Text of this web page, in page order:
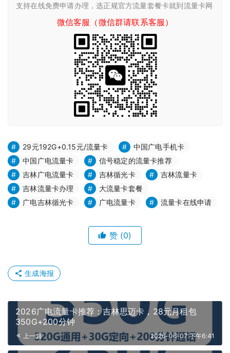
支持在线免费申请办理，选正规官方流量套餐卡就到流量卡网
微信客服（微信群请联系客服）
29元192G+0.15元/流量卡
中国广电手机卡
中国广电流量卡
信号稳定的流量卡推荐
吉林广电流量卡
吉林循光卡
吉林流量卡
吉林流量卡办理
大流量卡套餐
广电吉林循光卡
广电流量卡 流量卡在线申请
赞 (0)
生成海报
2026广电流量卡推荐：吉林思迈卡，28元月租包
350G+200分钟
上一篇 2026-06-07 下午6:41